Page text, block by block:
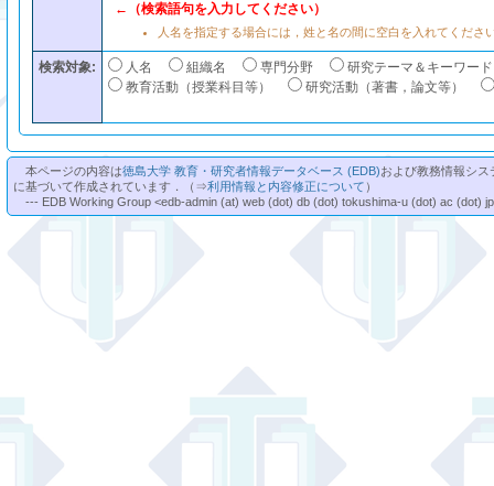
←（検索語句を入力してください）
人名を指定する場合には，姓と名の間に空白を入れてくださ
検索対象: 人名 組織名 専門分野
研究テーマ＆キーワード
教育活動（授業科目等）
研究活動（著書，論文等）
本ページの内容は徳島大学 教育・研究者情報データベース (EDB)および教務情報シ
に基づいて作成されています．（⇒利用情報と内容修正について ）
--- EDB Working Group <edb-admin (at) web (dot) db (dot) tokushima-u (dot) ac (dot)